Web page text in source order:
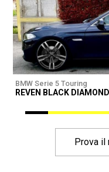
BMW Serie 5 Touring
REVEN BLACK DIAMOND
Prova il